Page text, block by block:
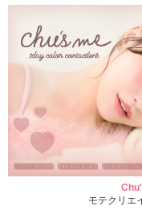
モテクリエ